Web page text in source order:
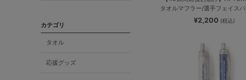
カテゴリ
タオル
応援グッズ
タオルマフラー/選手フェイス
¥2,200 (税込)